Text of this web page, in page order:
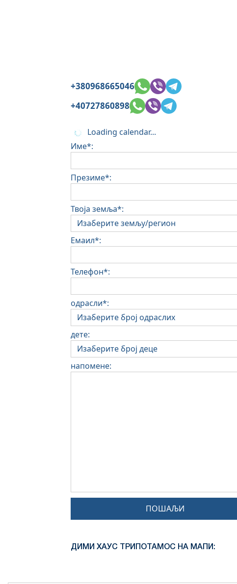
+380968665046
+40727860898
Loading calendar...
Име*:
Презиме*:
Твоја земља*:
Емаил*:
Телефон*:
одрасли*:
дете:
напомене:
ПОШАЉИ
ДИМИ ХАУС ТРИПОТАМОС НА МАПИ: